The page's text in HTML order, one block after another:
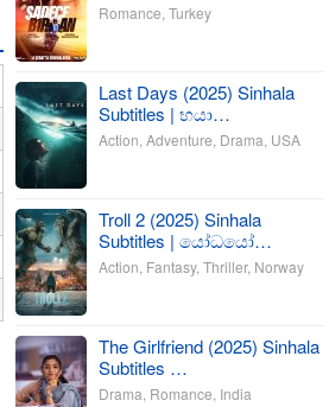
Romance Turkey
Last Days (2025) Sinhala
Subtitles | භයා…
Action Adventure Drama USA
Troll 2 (2025) Sinhala
Subtitles | යෝධයෝ…
Action Fantasy, Thriller, Norway
The Girlfriend (2025) Sinhala
Subtitles …
Drama Romance India